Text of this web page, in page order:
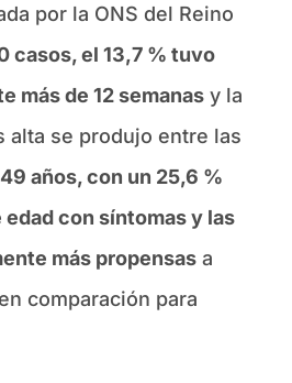
por la ONS del Reino
casos, el 13,7 % tuvo
más de 12 semanasy la
alta se produjo entre las
años, con un 25,6 %
edad con síntomas y las
más propensasa
comparación para